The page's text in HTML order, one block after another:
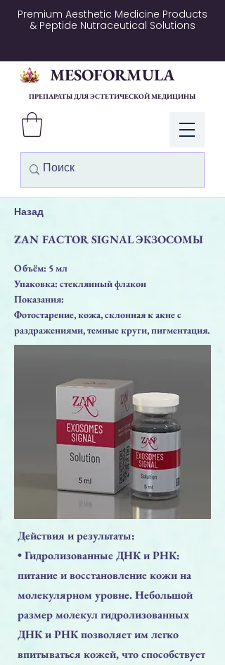
Premium Aesthetic Medicine Products
& Peptide Nutraceutical Solutions
Войти
MESOFORMULA
ПРЕПАРАТЫ ДЛЯ ЭСТЕТИЧЕСКОЙ МЕДИЦИНЫ
Назад
ZAN FACTOR SIGNAL ЭКЗОСОМЫ
Объём: 5 мл
Упаковка: стеклянный флакон
Показания:
Фотостарение, кожа, склонная к акне с
раздражениями, темные круги, пигментация.
Действия и результаты:
• Гидролизованные ДНК и РНК:
питание и восстановление кожи на
молекулярном уровне. Небольшой
размер молекул гидролизованных
ДНК и РНК позволяет им легко
впитываться кожей, что способствует